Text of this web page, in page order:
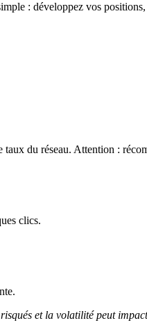
: développez vos
du réseau. Attention :
clics.
et la volatilité peut